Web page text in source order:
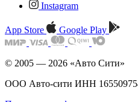
Instagram
App Store Google Play
© 2005 — 2026 «Авто Сити»
ООО Авто-сити ИНН